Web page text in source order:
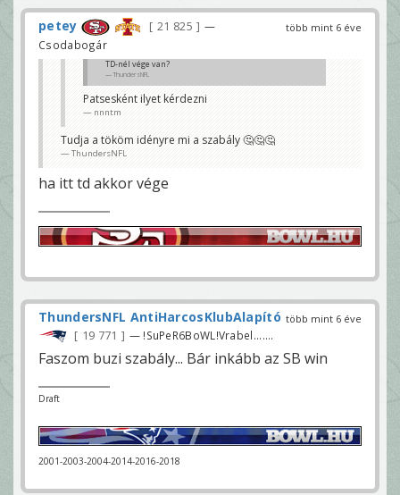
több mint 6 éve
petey 21 825
—
Csodabogár
TD-nél vége van?
ThundersNFL
Patsesként ilyet kérdezni
nnntm
Tudja a tököm idényre mi a szabály 🤔🤔🤔
ThundersNFL
ha itt td akkor vége
több mint 6 éve
ThundersNFL AntiHarcosKlubAlapító
19 771 — !SuPeR6BoWL!Vrabel.......
Faszom buzi szabály... Bár inkább az SB win
Draft
2001-2003-2004-2014-2016-2018